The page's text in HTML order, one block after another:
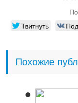
Твитнуть
Похожие